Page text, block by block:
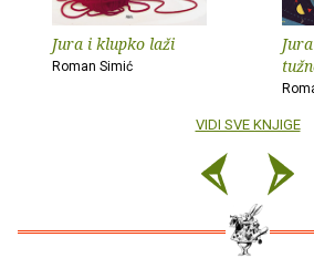
Jura i klupko laži
Roman Simić
VIDI SVE KNJIGE